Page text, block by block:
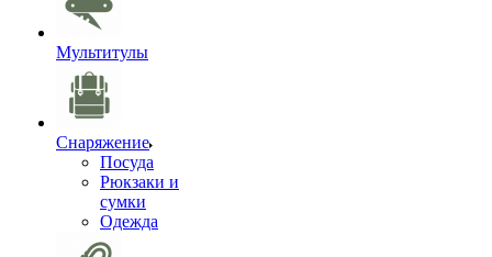
Мультитулы
Снаряжение
Посуда
Рюкзаки и
сумки
Одежда